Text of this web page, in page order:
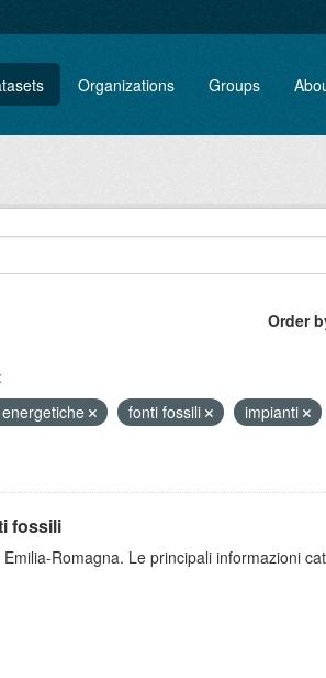
Organizations Groups
Order
fonti fossili impianti
fossili
Romagna. Le principali informazioni